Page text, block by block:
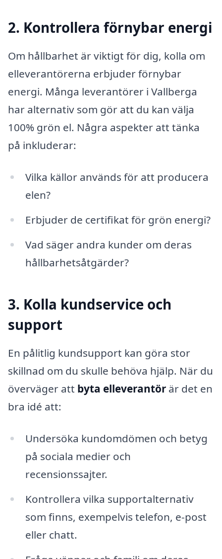
2. Kontrollera förnybar energi
Om hållbarhet är viktigt för dig, kolla om
elleverantörerna erbjuder förnybar
energi. Många leverantörer i Vallberga
har alternativ som gör att du kan välja
100% grön el. Några aspekter att tänka
på inkluderar:
Vilka källor används för att producera
elen?
Erbjuder de certifikat för grön energi?
Vad säger andra kunder om deras
hållbarhetsåtgärder?
3. Kolla kundservice och
support
En pålitlig kundsupport kan göra stor
skillnad om du skulle behöva hjälp. När du
överväger att byta elleverantör är det en
bra idé att:
Undersöka kundomdömen och betyg
på sociala medier och
recensionssajter.
Kontrollera vilka supportalternativ
som finns, exempelvis telefon, e-post
eller chatt.